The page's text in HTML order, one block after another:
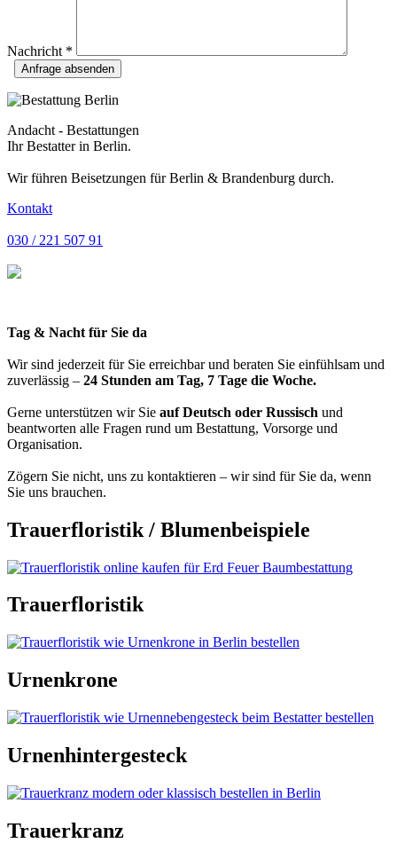
Nachricht *
Andacht - Bestattungen
Ihr Bestatter in Berlin.
Wir führen Beisetzungen für Berlin & Brandenburg durch.
Kontakt
030 / 221 507 91
Tag & Nacht für Sie da
Wir sind jederzeit für Sie erreichbar und beraten Sie einfühlsam und
zuverlässig – 24 Stunden am Tag, 7 Tage die Woche.
Gerne unterstützen wir Sie auf Deutsch oder Russisch und
beantworten alle Fragen rund um Bestattung, Vorsorge und
Organisation.
Zögern Sie nicht, uns zu kontaktieren – wir sind für Sie da, wenn
Sie uns brauchen.
Trauerfloristik / Blumenbeispiele
Trauerfloristik
Urnenkrone
Urnenhintergesteck
Trauerkranz